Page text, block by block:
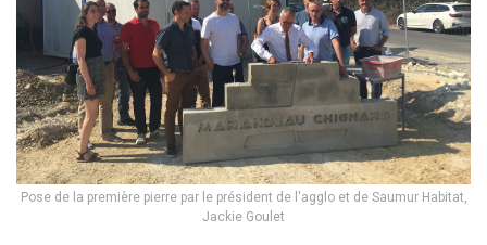
Pose de la première pierre par le président de l'agglo et de Saumur Habitat,
Jackie Goulet